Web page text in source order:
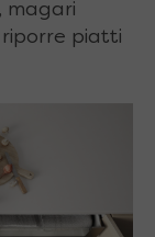
, magari
piatti